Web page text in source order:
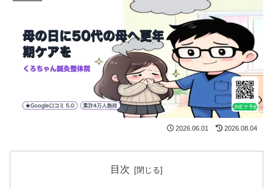
2026.06.01 2026.08.04
目次